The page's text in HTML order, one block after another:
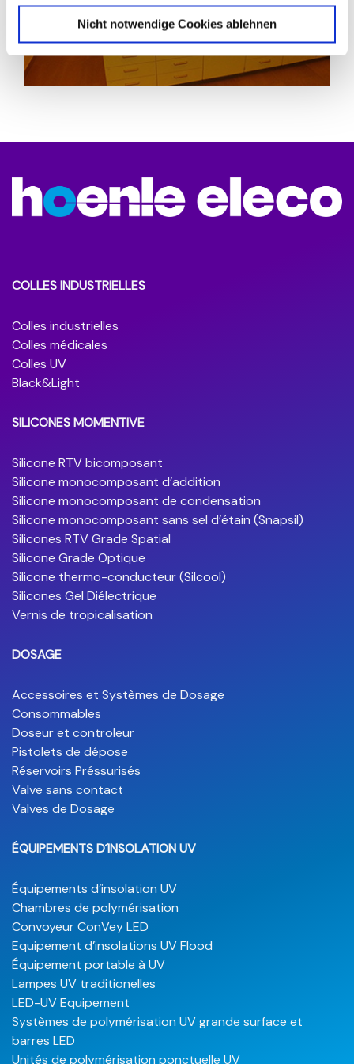
Nicht notwendige Cookies ablehnen
COLLES INDUSTRIELLES
Colles industrielles
Colles médicales
Colles UV
Black&Light
SILICONES MOMENTIVE
Silicone RTV bicomposant
Silicone monocomposant d’addition
Silicone monocomposant de condensation
Silicone monocomposant sans sel d’étain (Snapsil)
Silicones RTV Grade Spatial
Silicone Grade Optique
Silicone thermo-conducteur (Silcool)
Silicones Gel Diélectrique
Vernis de tropicalisation
DOSAGE
Accessoires et Systèmes de Dosage
Consommables
Doseur et controleur
Pistolets de dépose
Réservoirs Préssurisés
Valve sans contact
Valves de Dosage
ÉQUIPEMENTS D´INSOLATION UV
Équipements d’insolation UV
Chambres de polymérisation
Convoyeur ConVey LED
Equipement d’insolations UV Flood
Équipement portable à UV
Lampes UV traditionelles
LED-UV Equipement
Systèmes de polymérisation UV grande surface et
barres LED
Unités de polymérisation ponctuelle UV